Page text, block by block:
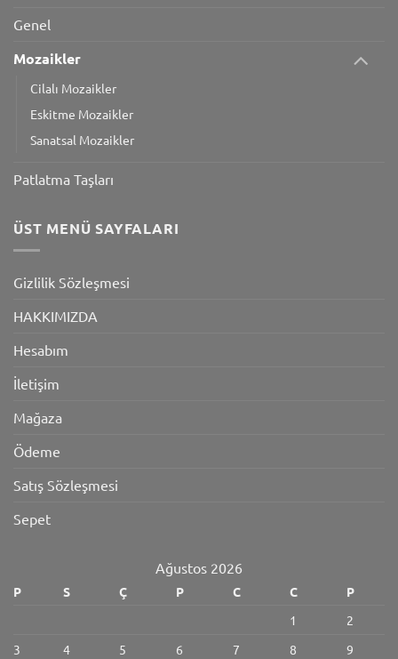
Genel
Mozaikler
Cilalı Mozaikler
Eskitme Mozaikler
Sanatsal Mozaikler
Patlatma Taşları
ÜST MENÜ SAYFALARI
Gizlilik Sözleşmesi
HAKKIMIZDA
Hesabım
İletişim
Mağaza
Ödeme
Satış Sözleşmesi
Sepet
Ağustos 2026
P S Ç P C C
P
1
2
3
4 5 6 7 8 9